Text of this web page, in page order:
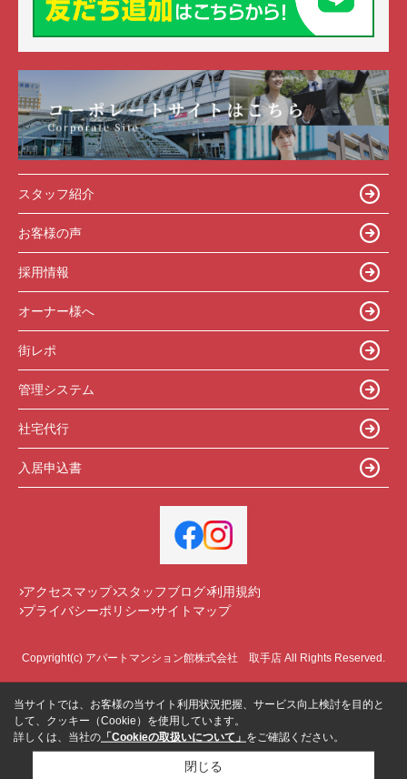
スタッフ紹介
お客様の声
採用情報
オーナー様へ
街レポ
管理システム
社宅代行
入居申込書
アクセスマップ スタッフブログ 利用規約
プライバシーポリシー サイトマップ
Copyright(c) アパートマンション館株式会社 取手店 All Rights Reserved.
当サイトでは、お客様の当サイト利用状況把握、サービス向上検討を目的と
して、クッキー（Cookie）を使用しています。
詳しくは、当社の 「Cookieの取扱いについて」 をご確認ください。
閉じる